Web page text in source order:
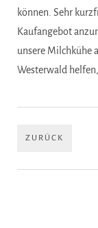
können. Sehr
Kaufangebot
unsere Milchkühe
Westerwald
ZURÜCK